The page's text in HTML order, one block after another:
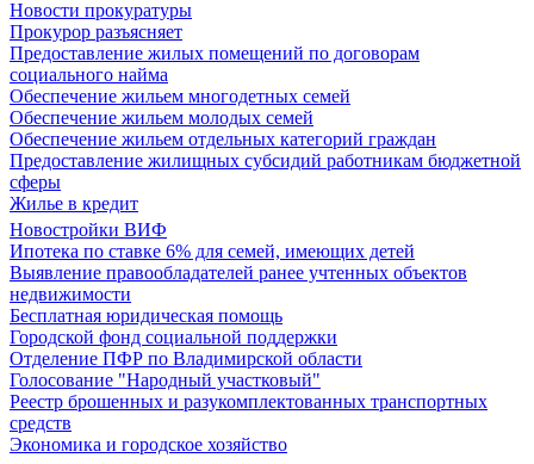
Новости прокуратуры
Прокурор разъясняет
Предоставление жилых помещений по договорам
социального найма
Обеспечение жильем многодетных семей
Обеспечение жильем молодых семей
Обеспечение жильем отдельных категорий граждан
Предоставление жилищных субсидий работникам бюджетной
сферы
Жилье в кредит
Новостройки ВИФ
Ипотека по ставке 6% для семей, имеющих детей
Выявление правообладателей ранее учтенных объектов
недвижимости
Бесплатная юридическая помощь
Городской фонд социальной поддержки
Отделение ПФР по Владимирской области
Голосование "Народный участковый"
Реестр брошенных и разукомплектованных транспортных
средств
Экономика и городское хозяйство